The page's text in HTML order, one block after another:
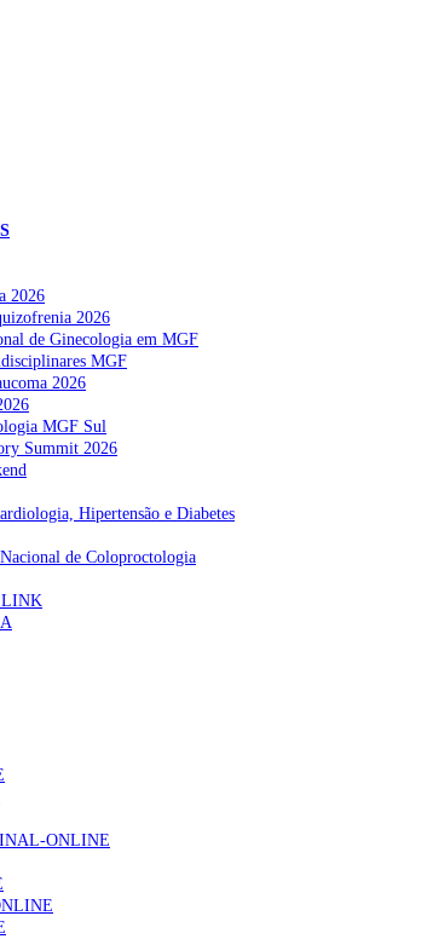
apoia famílias após diagnóstico de demência
reforçam cooperação em Oncologia, formação e
ou privada para garantir médicos de família
a utentes que recusem vaga em cuidados continuados
de maracujá-roxo no controlo da inflamação da asma
“Da urgência ao tribunal, cada gesto conta e cada
podem ficar sem médico de família com nova
2026
2026
de Ginecologia em MGF
MGF
2026
MGF Sul
Summit 2026
Hipertensão e Diabetes
de Coloproctologia
LINK
ONLINE